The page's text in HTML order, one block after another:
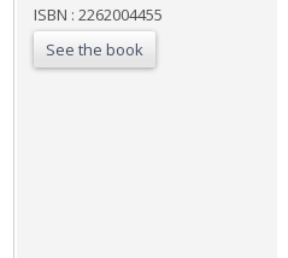
ISBN : 2262004455
See the book